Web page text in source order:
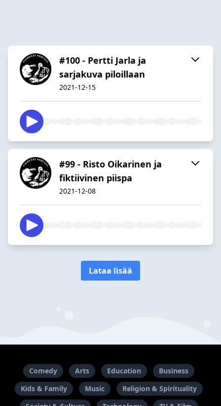
#100 - Pertti Jarla ja
sarjakuva piloillaan
2021-12-15
#99 - Risto Oikarinen ja
fiktiivinen piispa
2021-12-08
Lataa lisää
Comedy Arts Education
Business
Kids & Family
Music
Religion & Spirituality